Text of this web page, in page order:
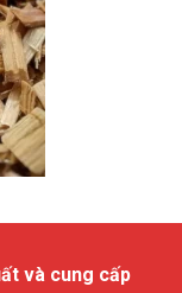
và cung cấp